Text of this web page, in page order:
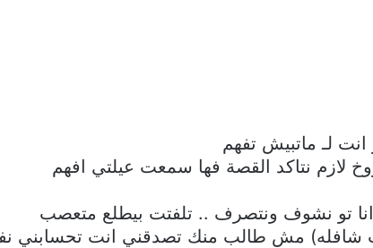
لـ ماتبيش تفهم
نتاكد القصة فها سمعت عيلتي افهم
تو نشوف ونتصرف .. تلفتت بيطلع متعصب
مش طالب منك تصدقني انت تحسابني